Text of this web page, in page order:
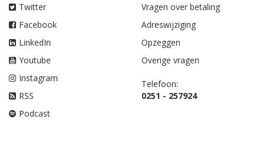
Twitter
Facebook
LinkedIn
Youtube
Instagram
RSS
Podcast
Vragen over betaling
Adreswijziging
Opzeggen
Overige vragen
Telefoon:
0251 - 257924